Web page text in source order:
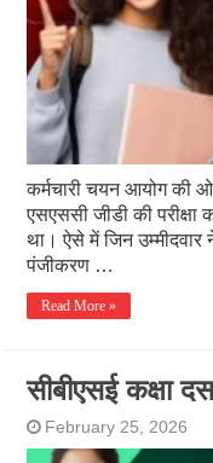
कर्मचारी चयन आयोग की
एसएससी जीडी की
था। ऐसे में जिन उम्मीदवार
पंजीकरण …
Read More »
सीबीएसई कक्षा
February 25, 2026